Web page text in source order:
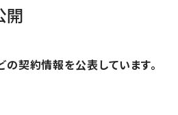
開
契約情報を公表しています。